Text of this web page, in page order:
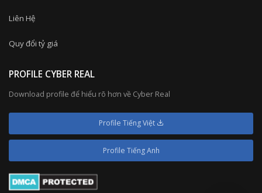
Liên Hệ
Quy đổi tỷ giá
PROFILE CYBER REAL
Download profile để hiểu rõ hơn về Cyber Real
Profile Tiếng Việt
Profile Tiếng Anh